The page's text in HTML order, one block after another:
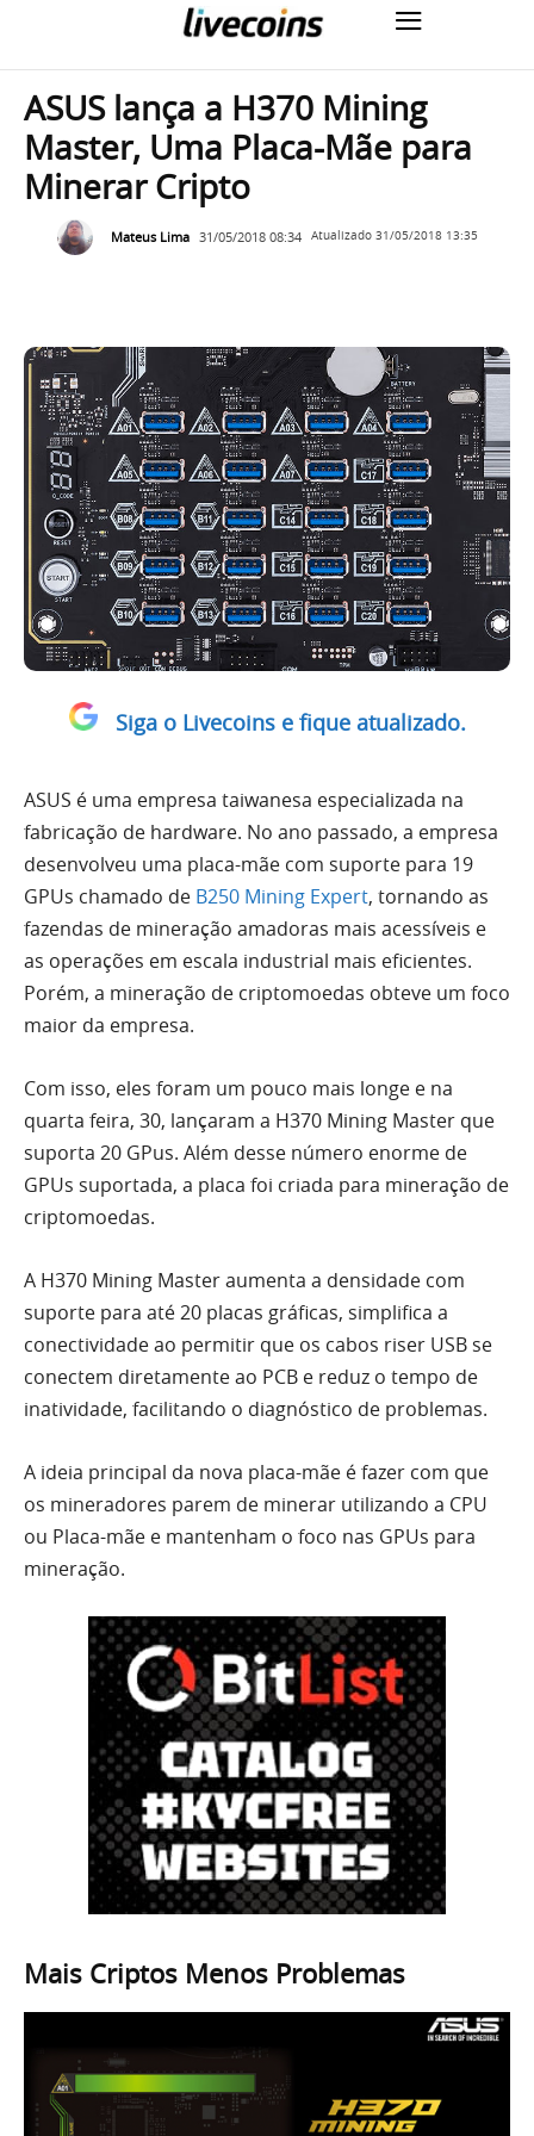
ASUS lança a H370 Mining
Master, Uma Placa-Mãe para
Minerar Cripto
Mateus Lima 31/05/2018 08:34 Atualizado 31/05/2018 13:35
Siga o Livecoins e fique atualizado.
ASUS é uma empresa taiwanesa especializada na
fabricação de hardware. No ano passado, a empresa
desenvolveu uma placa-mãe com suporte para 19
GPUs chamado de B250 Mining Expert, tornando as
fazendas de mineração amadoras mais acessíveis e
as operações em escala industrial mais eficientes.
Porém, a mineração de criptomoedas obteve um foco
maior da empresa.
Com isso, eles foram um pouco mais longe e na
quarta feira, 30, lançaram a H370 Mining Master que
suporta 20 GPus. Além desse número enorme de
GPUs suportada, a placa foi criada para mineração de
criptomoedas.
A H370 Mining Master aumenta a densidade com
suporte para até 20 placas gráficas, simplifica a
conectividade ao permitir que os cabos riser USB se
conectem diretamente ao PCB e reduz o tempo de
inatividade, facilitando o diagnóstico de problemas.
A ideia principal da nova placa-mãe é fazer com que
os mineradores parem de minerar utilizando a CPU
ou Placa-mãe e mantenham o foco nas GPUs para
mineração.
Mais Criptos Menos Problemas